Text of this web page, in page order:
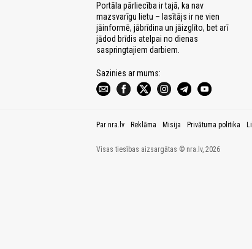
Portāla pārliecība ir tajā, ka nav
mazsvarīgu lietu – lasītājs ir ne vien
jāinformē, jābrīdina un jāizglīto, bet arī
jādod brīdis atelpai no dienas
saspringtajiem darbiem.
Sazinies ar mums:
Par nra.lv Reklāma Misija Privātuma politika
Visas tiesības aizsargātas © nra.lv, 2026